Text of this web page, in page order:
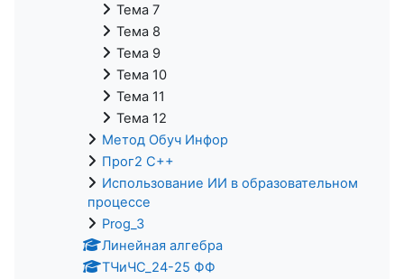
Тема 7
Тема 8
Тема 9
Тема 10
Тема 11
Тема 12
Метод Обуч Инфор
Прог2 С++
Использование ИИ в образовательном
процессе
Prog_3
Линейная алгебра
ТЧиЧС_24-25 ФФ